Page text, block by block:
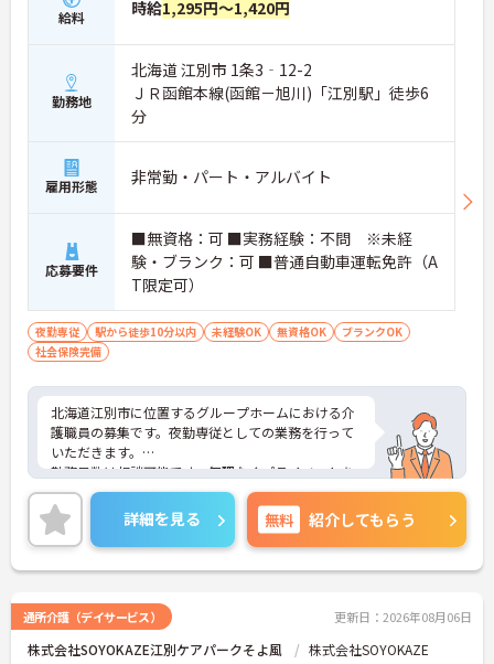
モチベーション高く働ける制度が整っています。
・日々の貢献度が評価につながる仕組み
→ 努力がしっかり収入に反映される環境です
無理なく成長できる環境が魅力です。
・基礎から学べる研修制度あり
・段階的に相談員業務へチャレンジ可能
・スキルや資格に応じたサポートあり
→ 新しいキャリアに挑戦したい方も安心です
■ 地域とつながるやりがいポジション
人と人をつなぐ役割を担えます。
・利用者様・ご家族・ケアマネとの調整業務
・地域包括ケアの一員として活躍できる
→ 「誰かの役に立つ」を実感できるお仕事です
給料 時給1,295円～1,420円
勤務地
北海道 江別市 1条3‐12-2
ＪＲ函館本線(函館－旭川)「江別駅」徒歩6
分
雇用形態 非常勤・パート・アルバイト
応募要件
■無資格：可 ■実務経験：不問 ※未経
験・ブランク：可 ■普通自動車運転免許（A
T限定可）
夜勤専従 駅から徒歩10分以内 未経験OK 無資格OK
ブランクOK
社会保険完備
北海道江別市に位置するグループホームにおける介
護職員の募集です。夜勤専従としての業務を行って
いただきます。
勤務日数は相談可能です。無理なくプライベートを
大切にしながらご勤務いただけます。また、研修制
度があり、働きながらスキルアップが目指せる環境
です。
ご興味のある方には、面接対策ポイントなど、さら
に詳細をご案内しますのでお気軽にご相談くださ
詳細を見る 無料 紹介してもらう
通所介護（デイサービス） 更新日：2026年08月06日
株式会社SOYOKAZE江別ケアパークそよ風 株式会社SOYOKAZE